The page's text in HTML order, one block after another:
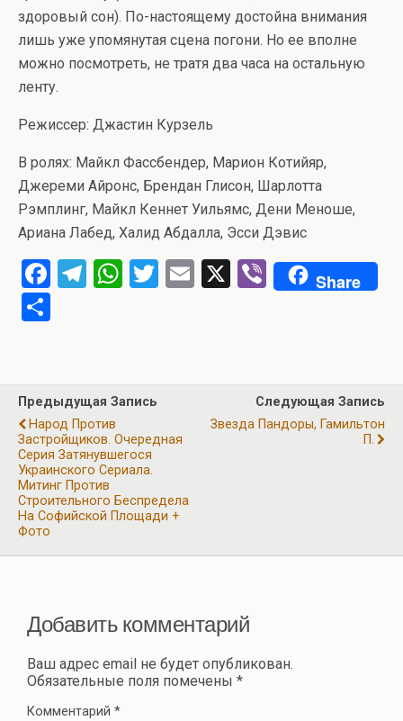
здоровый сон). По-настоящему достойна внимания
лишь уже упомянутая сцена погони. Но ее вполне
можно посмотреть, не тратя два часа на остальную
ленту.
Режиссер: Джастин Курзель
В ролях: Майкл Фассбендер, Марион Котийяр,
Джереми Айронс, Брендан Глисон, Шарлотта
Рэмплинг, Майкл Кеннет Уильямс, Дени Меноше,
Ариана Лабед, Халид Абдалла, Эсси Дэвис
F
o
o
k
T
a
m
W
A
p
T
E
X
Vi
Share
р
а
в
и
ть
Предыдущая Запись
Народ Против
Застройщиков. Очередная
Серия Затянувшегося
Украинского Сериала.
Митинг Против
Строительного Беспредела
На Софийской Площади +
Фото
Следующая Запись
Звезда Пандоры, Гамильтон
П.
Добавить комментарий
Ваш адрес email не будет опубликован.
Обязательные поля помечены *
Комментарий *